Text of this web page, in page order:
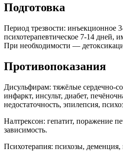
Подготовка
Период трезвости: инъекционное
психотерапевтическое 7-14 дней,
При необходимости —
Противопоказания
Дисульфирам: тяжёлые сердечно-
инфаркт, инсульт, диабет,
недостаточность, эпилепсия,
Налтрексон: гепатит, поражение
зависимость.
Психотерапия: психозы, деменция,